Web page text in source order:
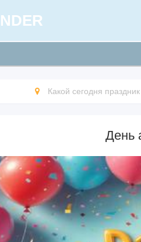
Какой сегодня праздник
День